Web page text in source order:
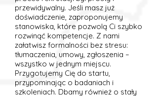
przewidywalny. Jeśli masz już
doświadczenie, zaproponujemy
stanowiska, które pozwolą Ci szybko
rozwinąć kompetencje. Z nami
załatwisz formalności bez stresu:
tłumaczenia, umowy, zgłoszenia –
wszystko w jednym miejscu.
Przygotujemy Cię do startu,
przypominając o badaniach i
szkoleniach. Dbamy również o stały